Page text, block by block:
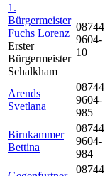
1.
Bürgermeister
Fuchs Lorenz
Erster
Bürgermeister
Schalkham
08744
9604-
10
Arends
Svetlana
08744
9604-
985
Birnkammer
Bettina
08744
9604-
984
08744